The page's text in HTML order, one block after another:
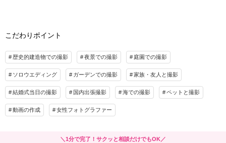
※スマホPC用データ・印刷用データの２種類を生成してダウンロード形式にご納品
相談予約する
来店・オンライン
撮影日の空き
を確認する
撮影料 新婦衣装
着付け ヘアメイク 小物一式
アルバム データ 100カット 台紙付写真
家族と撮影 家族用衣装レンタル
こだわりポイント
歴史的建造物での撮影 夜景での撮影 庭園での撮影
ソロウエディング ガーデンでの撮影 家族・友人と撮影
結婚式当日の撮影 国内出張撮影 海での撮影 ペットと撮影
動画の作成 女性フォトグラファー
＼1分で完了！サクッと相談だけでもOK／